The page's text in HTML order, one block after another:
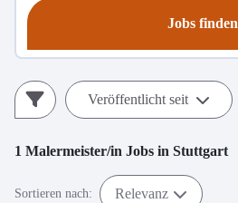
Jobs finden
Veröffentlicht seit
1 Malermeister/in Jobs in Stuttgart
Sortieren nach: Relevanz